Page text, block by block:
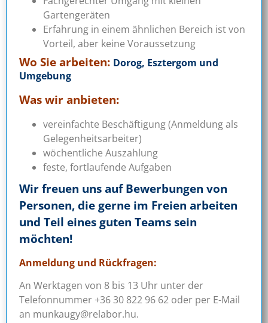
Gartengeräten
Erfahrung in einem ähnlichen Bereich ist von
Vorteil, aber keine Voraussetzung
Wo Sie arbeiten: Dorog, Esztergom und
Umgebung
Was wir anbieten:
vereinfachte Beschäftigung (Anmeldung als
Gelegenheitsarbeiter)
wöchentliche Auszahlung
feste, fortlaufende Aufgaben
Wir freuen uns auf Bewerbungen von
Personen, die gerne im Freien arbeiten
und Teil eines guten Teams sein
möchten!
Anmeldung und Rückfragen:
An Werktagen von 8 bis 13 Uhr unter der
Telefonnummer +36 30 822 96 62 oder per E-Mail
an munkaugy@relabor.hu.